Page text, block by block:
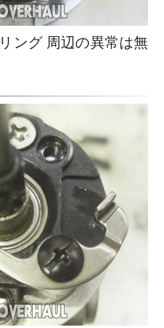
ング 周辺の異常は無